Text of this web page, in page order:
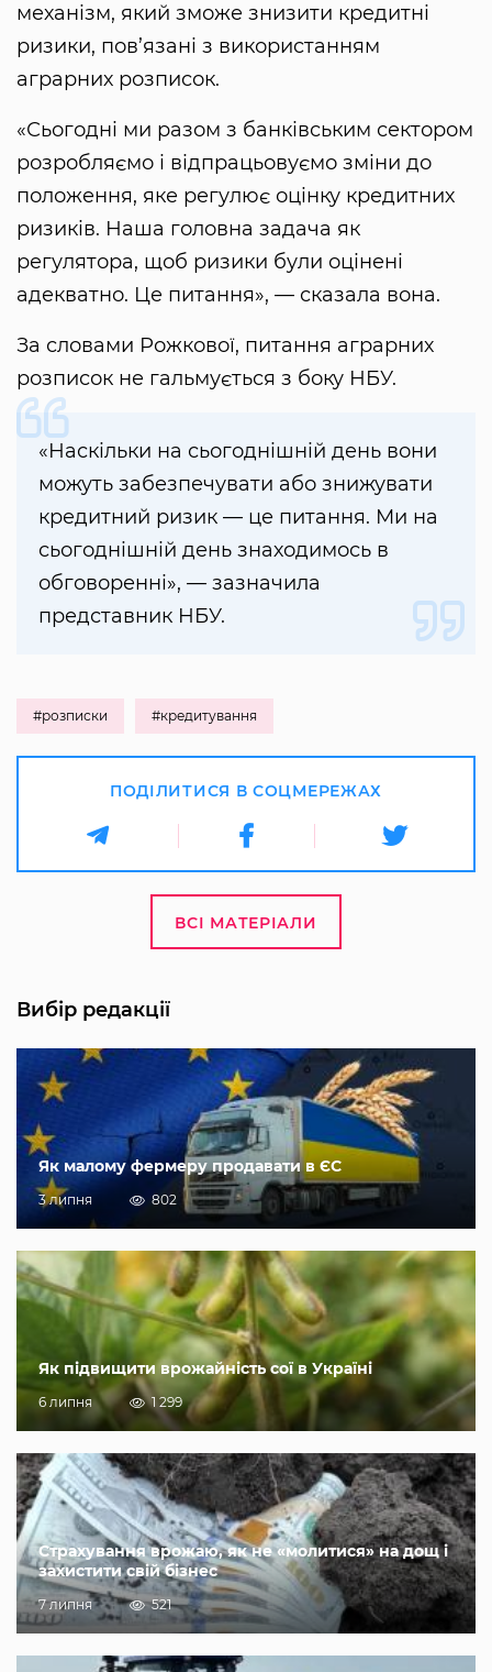
механізм, який зможе знизити кредитні
ризики, пов’язані з використанням
аграрних розписок.
«Сьогодні ми разом з банківським сектором
розробляємо і відпрацьовуємо зміни до
положення, яке регулює оцінку кредитних
ризиків. Наша головна задача як
регулятора, щоб ризики були оцінені
адекватно. Це питання», — сказала вона.
За словами Рожкової, питання аграрних
розписок не гальмується з боку НБУ.
«Наскільки на сьогоднішній день вони
можуть забезпечувати або знижувати
кредитний ризик — це питання. Ми на
сьогоднішній день знаходимось в
обговоренні», — зазначила
представник НБУ.
#розписки #кредитування
ПОДІЛИТИСЯ В СОЦМЕРЕЖАХ
ВСІ МАТЕРІАЛИ
Вибір редакції
Як малому фермеру продавати в ЄС
3 липня 802
Як підвищити врожайність сої в Україні
6 липня 1 299
Страхування врожаю, як не «молитися» на дощ і
захистити свій бізнес
7 липня 521